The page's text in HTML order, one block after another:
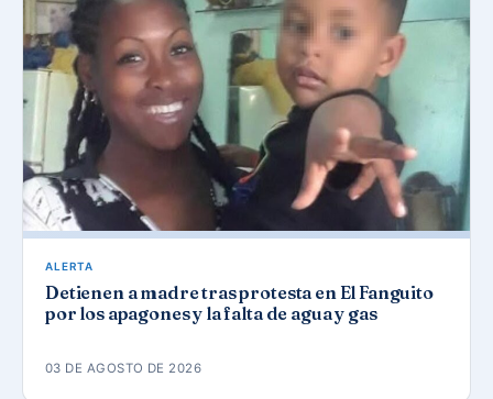
ALERTA
Detienen a madre tras protesta en El Fanguito
por los apagones y la falta de agua y gas
03 DE AGOSTO DE 2026